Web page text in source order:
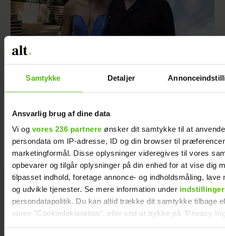
Samtykke Detaljer
Ansvarlig brug af dine data
Vi og vores 236 partnere ønsker dit samtykke til at
persondata om IP-adresse, ID og din browser til
marketingformål. Disse oplysninger videregives til vores
opbevarer og tilgår oplysninger på din enhed for at vise dig
tilpasset indhold, foretage annonce- og indholdsmåling, lave
og udvikle tjenester. Se mere information under indstillinger
persondatapolitik. Du kan altid trække dit samtykke tilbage
vores "Cookiedeklaration", eller ved at trykke på "Privacy
Kendt dansk influencer er død: Blev kun 27 år
Efter
forlovelsesnyh
ed: Kasper
Skak og Helena
Witt deler stor